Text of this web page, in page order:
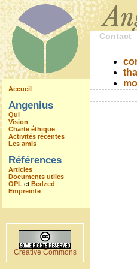
Accueil
Angenius
Qui
Vision
Charte éthique
Activités récentes
Les amis
Références
Articles
Documents utiles
OPL et Bedzed
Empreinte
Creative Commons
Contact